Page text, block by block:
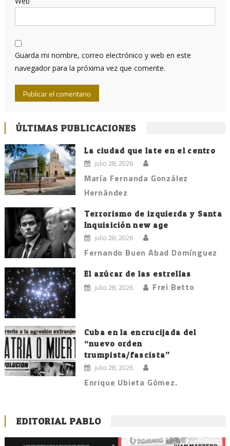
Guarda mi nombre, correo electrónico y web en este
navegador para la próxima vez que comente.
ÚLTIMAS PUBLICACIONES
La ciudad que late en el centro
julio 28, 2026
María Fernanda González
Hernández
Terrorismo de izquierda y Santa
Inquisición new age
julio 28, 2026
Fernando Buen Abad Domínguez
El azúcar de las estrellas
julio 28, 2026 Frei Betto
Cuba en la encrucijada del
“nuevo orden
trumpista/fascista”
julio 28, 2026
Enrique Ubieta Gómez.
EDITORIAL PABLO